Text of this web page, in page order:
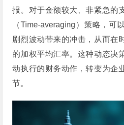
报。对于金额较大、非紧急的
（Time-averaging）策略，可
剧烈波动带来的冲击，从而在
的加权平均汇率。这种动态决
动执行的财务动作，转变为企
节。